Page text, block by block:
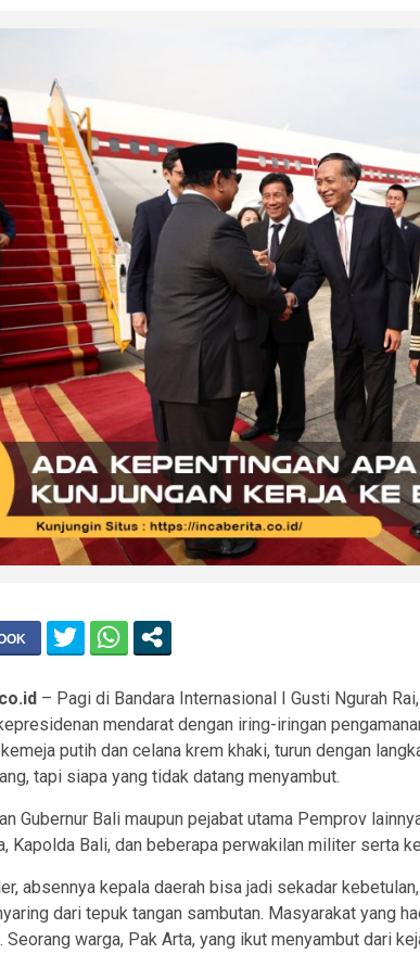
– Pagi di Bandara Internasional I Gusti Ngurah
mendarat dengan iring-iringan
putih dan celana krem khaki, turun dengan
tapi siapa yang tidak datang menyambut.
Gubernur Bali maupun pejabat utama Pemprov
Kapolda Bali, dan beberapa perwakilan militer serta
absennya kepala daerah bisa jadi sekadar
dari tepuk tangan sambutan. Masyarakat yang
warga, Pak Arta, yang ikut menyambut dari